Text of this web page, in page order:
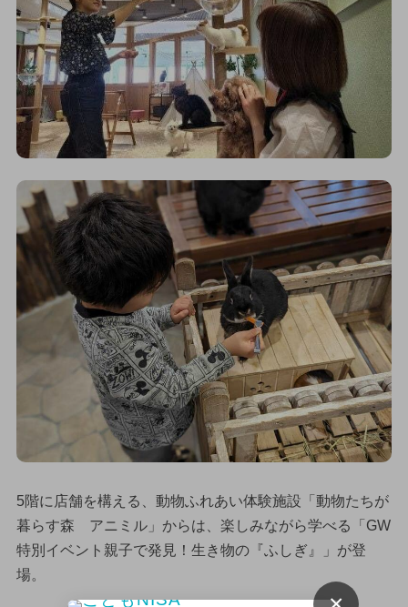
5階に店舗を構える、動物ふれあい体験施設「動物たちが
暮らす森 アニミル」からは、楽しみながら学べる「GW
特別イベント親子で発見！生き物の『ふしぎ』」が登
場。